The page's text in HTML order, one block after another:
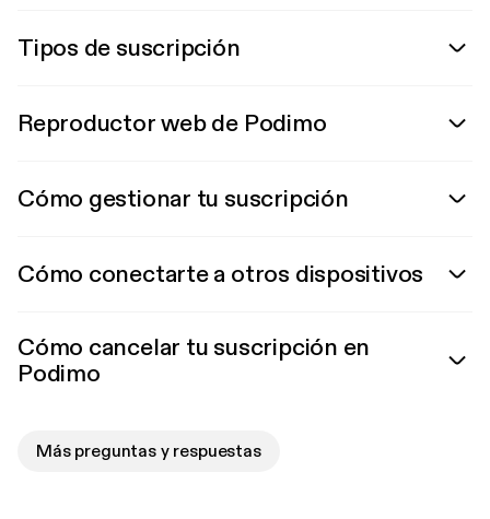
Tipos de suscripción
Reproductor web de Podimo
Cómo gestionar tu suscripción
Cómo conectarte a otros dispositivos
Cómo cancelar tu suscripción en
Podimo
Más preguntas y respuestas